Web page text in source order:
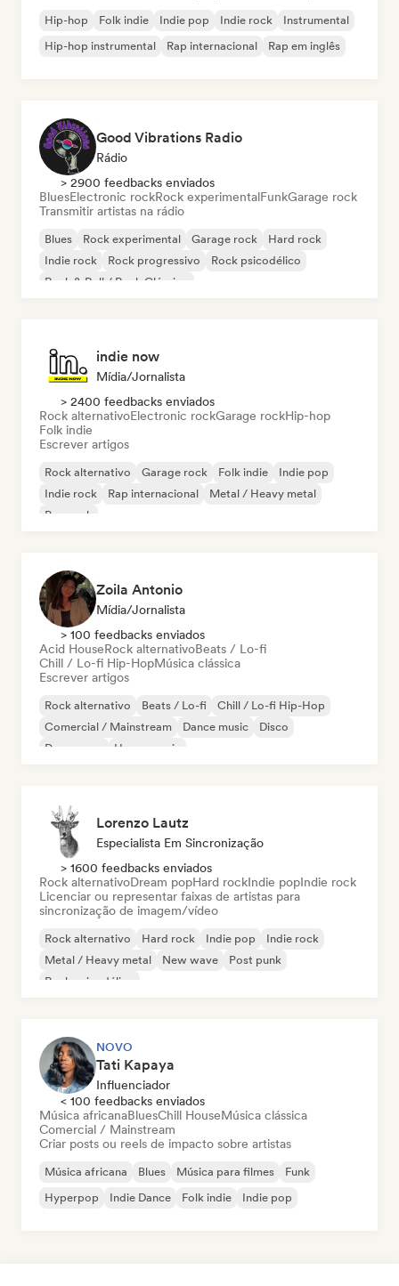
Hip-hop Folk indie Indie pop Indie rock
Instrumental
Hip-hop instrumental
Rap internacional Rap em inglês
Good Vibrations Radio
Rádio
> 2900 feedbacks enviados
BluesElectronic rockRock experimentalFunkGarage rock
Transmitir artistas na rádio
Blues Rock experimental Garage rock
Hard rock
Indie rock
Rock progressivo
Rock psicodélico
Rock & Roll / Rock Clássico
indie now
Mídia/Jornalista
> 2400 feedbacks enviados
Rock alternativoElectronic rockGarage rockHip-hop
Folk indie
Escrever artigos
Rock alternativo Garage rock Folk indie
Indie pop
Indie rock
Rap internacional
Metal / Heavy metal
Pop rock
Zoila Antonio
Mídia/Jornalista
> 100 feedbacks enviados
Acid HouseRock alternativoBeats / Lo-fi
Chill / Lo-fi Hip-HopMúsica clássica
Escrever artigos
Rock alternativo Beats / Lo-fi
Chill / Lo-fi Hip-Hop
Comercial / Mainstream
Dance music
Disco
Dream pop
House music
Lorenzo Lautz
Especialista Em Sincronização
> 1600 feedbacks enviados
Rock alternativoDream popHard rockIndie popIndie rock
Licenciar ou representar faixas de artistas para
sincronização de imagem/vídeo
Rock alternativo Hard rock Indie pop
Indie rock
Metal / Heavy metal
New wave
Post punk
Rock psicodélico
NOVO
Tati Kapaya
Influenciador
< 100 feedbacks enviados
Música africanaBluesChill HouseMúsica clássica
Comercial / Mainstream
Criar posts ou reels de impacto sobre artistas
Música africana Blues Música para filmes
Funk
Hyperpop
Indie Dance Folk indie Indie pop